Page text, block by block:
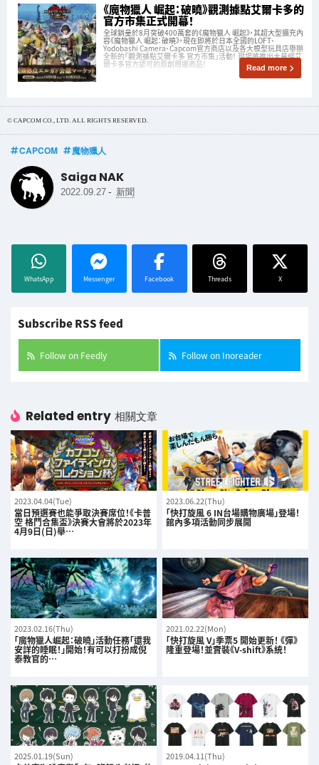
《魔物獵人 崛起：破曉》觀測據點艾爾卡多的
官方市集正式開幕！
全球銷量於8月突破400萬套的《魔物獵人 崛起》，其超大型擴充內
容《魔物獵人 崛起：破曉》，現在即將於日本全國的LOFT、
Yodobashi Camera、Capcom官方商店以及各大模型玩具店舉辦
全新的「觀測據點艾爾卡多 官方市集」活動！ 現場將推出大量經艾
爾卡多官方認可的原創周邊商品！ Read more
© CAPCOM CO., LTD. ALL RIGHTS RESERVED.
CAPCOM 魔物獵人
Saiga NAK
2022.09.27 - 新聞
WhatsApp Messenger Facebook Threads X
Subscribe RSS feed
Follow on Feedly Follow on Inoreader
Related entry 相關文章
2023.04.04(Tue)
當日預選賽也能爭取決賽席位！《卡普
空 格鬥合集盃》決賽大會將於2023年
4月9日(日)舉…
2023.06.22(Thu)
「快打旋風 6 IN台場購物廣場」登場！
館內多項活動同步展開
2023.02.16(Thu)
「魔物獵人崛起：破曉」活動任務「還我
安詳的睡眠！」開始！有可以打扮成倪
泰教官的…
2021.02.22(Mon)
「快打旋風 V」季票5 開始更新！ 《彈》
隆重登場！並實裝《V-shift》系統！
2025.01.19(Sun) 2019.04.11(Thu)